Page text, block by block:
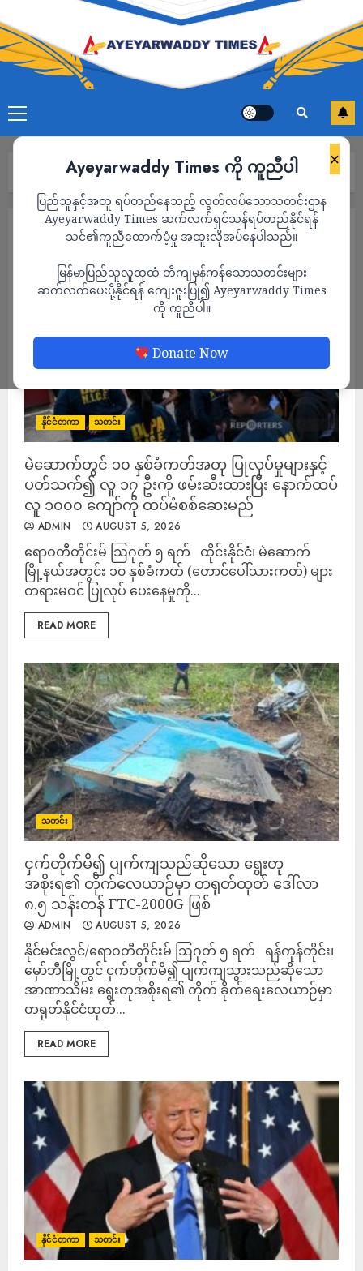
×
Ayeyarwaddy Times ကို ကူညီပါ
ပြည်သူနှင့်အတူ ရပ်တည်နေသည့် လွတ်လပ်သောသတင်းဌာန
Ayeyarwaddy Times ဆက်လက်ရှင်သန်ရပ်တည်နိုင်ရန်
သင်၏ကူညီထောက်ပံ့မှု အထူးလိုအပ်နေပါသည်။
မြန်မာပြည်သူလူထုထံ တိကျမှန်ကန်သောသတင်းများ
ဆက်လက်ပေးပို့နိုင်ရန် ကျေးဇူးပြု၍ Ayeyarwaddy Times
ကို ကူညီပါ။
Donate Now
2026 Page 3
2026
နိုင်ငံတကာ သတင်း
မဲဆောက်တွင် ၁၀ နှစ်ခံကတ်အတု ပြုလုပ်မှုများနှင့်
ပတ်သက်၍ လူ ၁၇ ဦးကို ဖမ်းဆီးထားပြီး နောက်ထပ်
လူ ၁၀၀၀ ကျော်ကို ထပ်မံစစ်ဆေးမည်
ADMIN AUGUST 5, 2026
ဧရာဝတီတိုင်းမ် ဩဂုတ် ၅ ရက် ထိုင်းနိုင်ငံ၊ မဲဆောက်
မြို့နယ်အတွင်း ၁၀ နှစ်ခံကတ် (တောင်ပေါ်သားကတ်) များ
တရားမဝင် ပြုလုပ် ပေးနေမှုကို...
READ MORE
သတင်း
ငှက်တိုက်မိ၍ ပျက်ကျသည်ဆိုသော ရွေးတု
အစိုးရ၏ တိုက်လေယာဉ်မှာ တရုတ်ထုတ် ဒေါ်လာ
၈.၅ သန်းတန် FTC-2000G ဖြစ်
ADMIN AUGUST 5, 2026
နိုင်မင်းလွင်/ဧရာဝတီတိုင်းမ် ဩဂုတ် ၅ ရက် ရန်ကုန်တိုင်း၊
မှော်ဘီမြို့တွင် ငှက်တိုက်မိ၍ ပျက်ကျသွားသည်ဆိုသော
အာဏာသိမ်း ရွေးတုအစိုးရ၏ တိုက် ခိုက်ရေးလေယာဉ်မှာ
တရုတ်နိုင်ငံထုတ်...
READ MORE
နိုင်ငံတကာ သတင်း